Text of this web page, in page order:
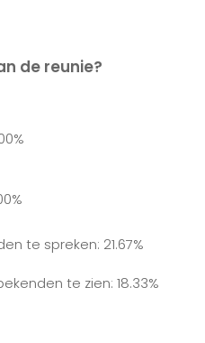
de reunie?
te spreken: 21.67%
te zien: 18.33%